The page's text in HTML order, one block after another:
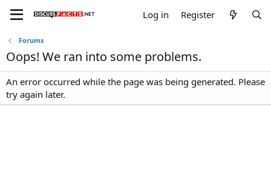
Log in Register
Forums
Oops! We ran into some problems.
An error occurred while the page was being generated. Please
try again later.